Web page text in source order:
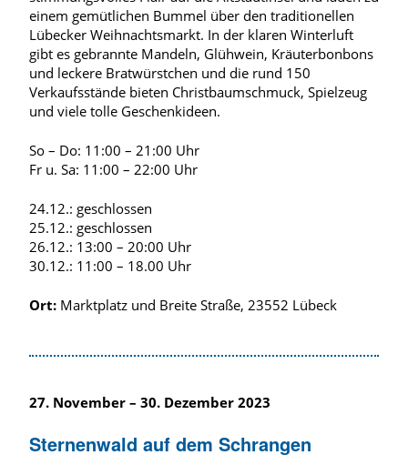
einem gemütlichen Bummel über den traditionellen
Lübecker Weihnachtsmarkt. In der klaren Winterluft
gibt es gebrannte Mandeln, Glühwein, Kräuterbonbons
und leckere Bratwürstchen und die rund 150
Verkaufsstände bieten Christbaumschmuck, Spielzeug
und viele tolle Geschenkideen.
So – Do: 11:00 – 21:00 Uhr
Fr u. Sa: 11:00 – 22:00 Uhr
24.12.: geschlossen
25.12.: geschlossen
26.12.: 13:00 – 20:00 Uhr
30.12.: 11:00 – 18.00 Uhr
Ort: Marktplatz und Breite Straße, 23552 Lübeck
27. November – 30. Dezember 2023
Sternenwald auf dem Schrangen